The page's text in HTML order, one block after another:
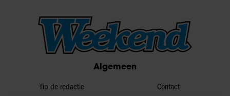
Algemeen
Tip de redactie
Contact